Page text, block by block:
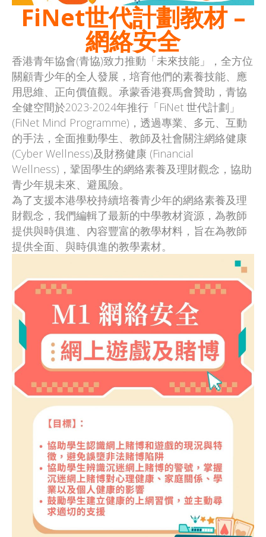
FiNet世代計劃教材 –
網絡安全
香港青年協會(青協)致力推動「未來技能」，全方位
關顧青少年的全人發展，培育他們的素養技能、應
用思維、正向價值觀。承蒙香港賽馬會贊助，青協
全健空間於2023-2024年推行「FiNet 世代計劃」
(FiNet Mind Programme)，透過專業、多元、互動
的手法，全面推動學生、教師及社會關注網絡健康
(Cyber Wellness)及財務健康 (Financial
Wellness)，鞏固學生的網絡素養及理財觀念，協助
青少年規未來、避風險。
為了支援本港學校持續培養青少年的網絡素養及理
財觀念，我們編輯了最新的中學教材資源，為教師
提供與時俱進、內容豐富的教學材料，旨在為教師
提供全面、與時俱進的教學素材。